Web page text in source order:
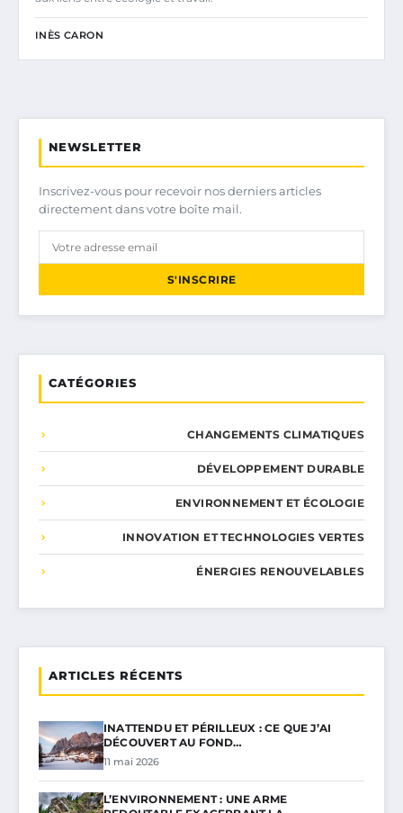
INÈS CARON
NEWSLETTER
Inscrivez-vous pour recevoir nos derniers articles
directement dans votre boîte mail.
S'INSCRIRE
CATÉGORIES
CHANGEMENTS CLIMATIQUES
DÉVELOPPEMENT DURABLE
ENVIRONNEMENT ET ÉCOLOGIE
INNOVATION ET TECHNOLOGIES VERTES
ÉNERGIES RENOUVELABLES
ARTICLES RÉCENTS
INATTENDU ET PÉRILLEUX : CE QUE J’AI
DÉCOUVERT AU FOND…
11 mai 2026
L’ENVIRONNEMENT : UNE ARME